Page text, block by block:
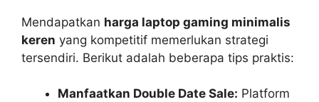
Mendapatkan harga laptop gaming minimalis
keren yang kompetitif memerlukan strategi
tersendiri. Berikut adalah beberapa tips praktis:
Manfaatkan Double Date Sale: Platform